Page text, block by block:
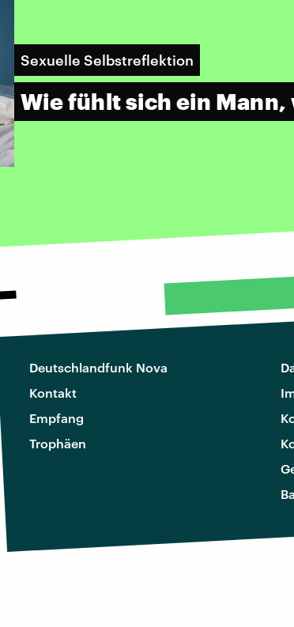
Sexuelle Selbstreflektion
Wie fühlt sich ein Mann,
Deutschlandfunk Nova
Kontakt
Empfang
Trophäen